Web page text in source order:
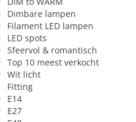
Dimbare lampen
Filament LED lampen
LED spots
Sfeervol & romantisch
Top 10 meest verkocht
Wit licht
Fitting
E14
E27